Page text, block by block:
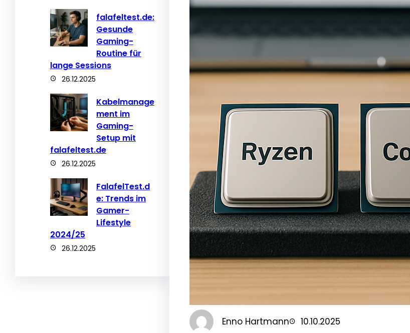
falafeltest.de:
Gesunde
Gaming-
Routine für
lange Sessions
26.12.2025
Kabelmanage
ment im
Gaming-
Setup mit
falafeltest.de
26.12.2025
FalafelTest.d
e: Trends im
Gamer-
Lifestyle
2024/25
26.12.2025
Enno Hartmann 10.10.2025